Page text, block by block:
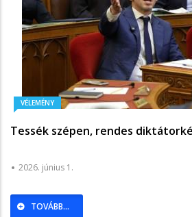
VÉLEMÉNY
Tessék szépen, rendes
2026. június 1.
TOVÁBB...